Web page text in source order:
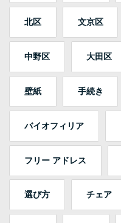
北区 文京区
中野区 大田区
壁紙 手続き
バイオフィリア
フリー アドレス
選び方 チェア